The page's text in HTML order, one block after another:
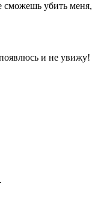
сможешь убить меня,
и не увижу!